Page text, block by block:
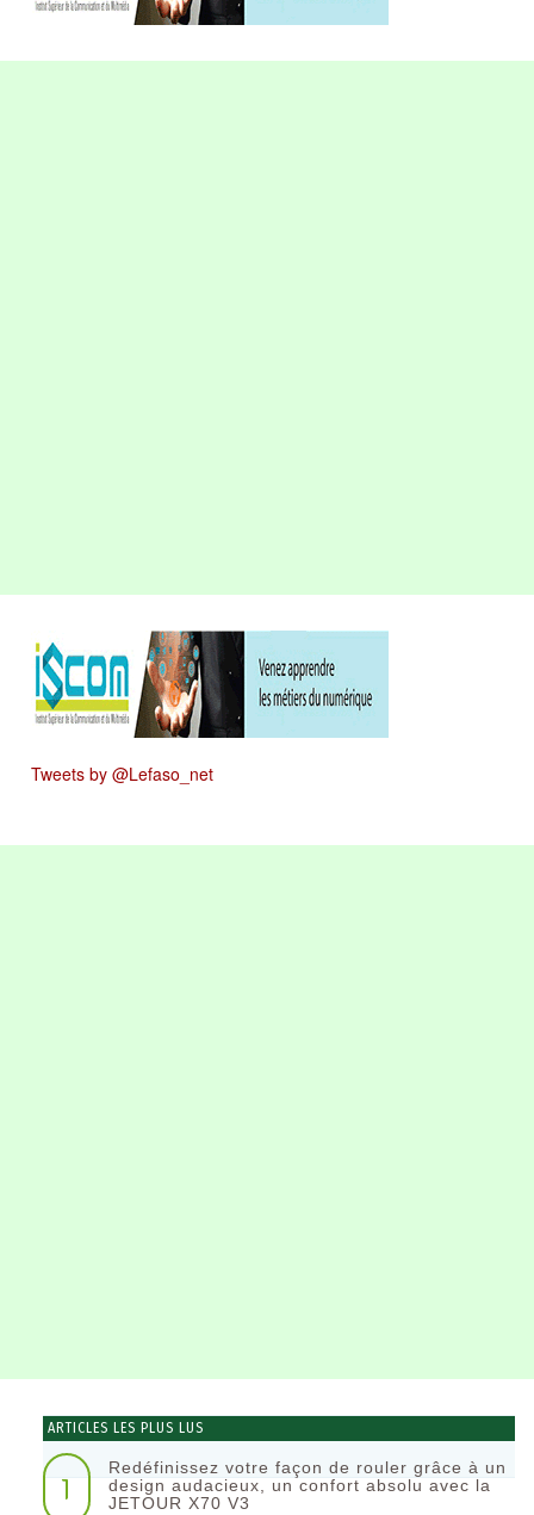
Tweets by @Lefaso_net
ARTICLES LES PLUS LUS
1
Redéfinissez votre façon de rouler grâce à un
design audacieux, un confort absolu avec la
JETOUR X70 V3